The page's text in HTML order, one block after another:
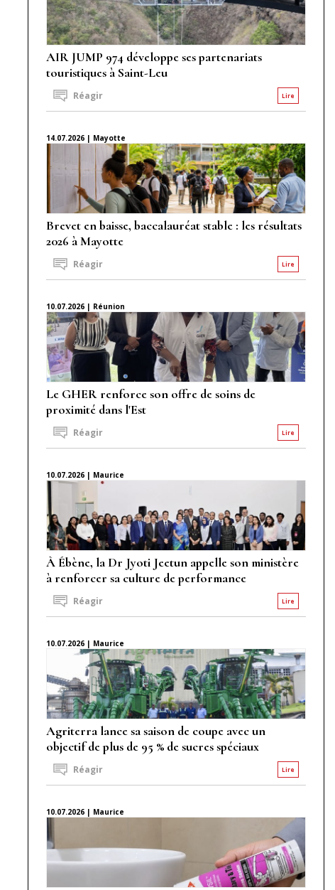
AIR JUMP 974 développe ses partenariats
touristiques à Saint-Leu
Lire
Réagir
14.07.2026 | Mayotte
Brevet en baisse, baccalauréat stable : les résultats
2026 à Mayotte
Lire
Réagir
10.07.2026 | Réunion
Le GHER renforce son offre de soins de
proximité dans l'Est
Lire
Réagir
10.07.2026 | Maurice
À Ébène, la Dr Jyoti Jeetun appelle son ministère
à renforcer sa culture de performance
Lire
Réagir
10.07.2026 | Maurice
Agriterra lance sa saison de coupe avec un
objectif de plus de 95 % de sucres spéciaux
Lire
Réagir
10.07.2026 | Maurice